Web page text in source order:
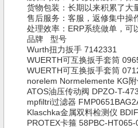
货物包装：长期以来积累了大
售后服务：客服，返修集中操
处理效率：ERP系统做单，可
品牌 型号
Wurth扭力扳手 7142331
WUERTH可互换扳手套筒
WUERTH可互换扳手套筒
norelem Normelemente KG
ATOS油压传动阀 DPZO-T-
mpfiltri过滤器
Klaschka金属双料检测仪
PROTEX卡箍 58PBC-HT065-